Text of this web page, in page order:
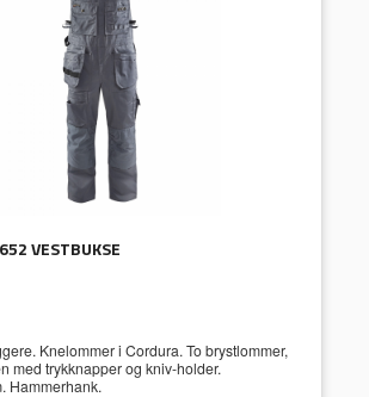
VESTBUKSE
Knelommer i Cordura. To brystlommer,
med trykknapper og kniv-holder.
Hammerhank.